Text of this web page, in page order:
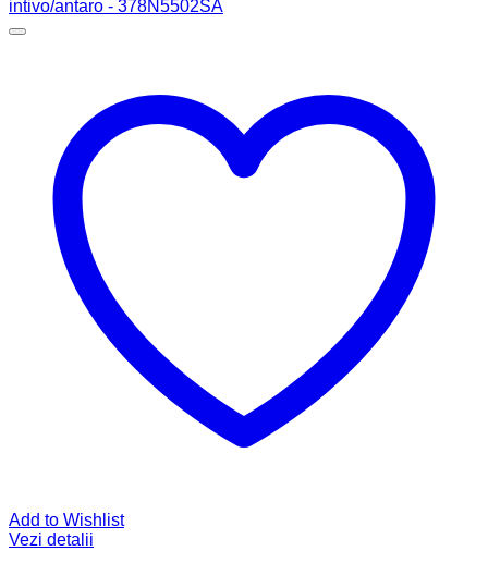
Add to Wishlist
Vezi detalii